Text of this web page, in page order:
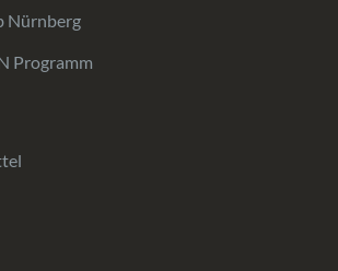
Nürnberg
Programm